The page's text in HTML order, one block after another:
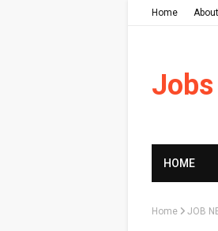
Home About
Jobs
HOME
Home JOB